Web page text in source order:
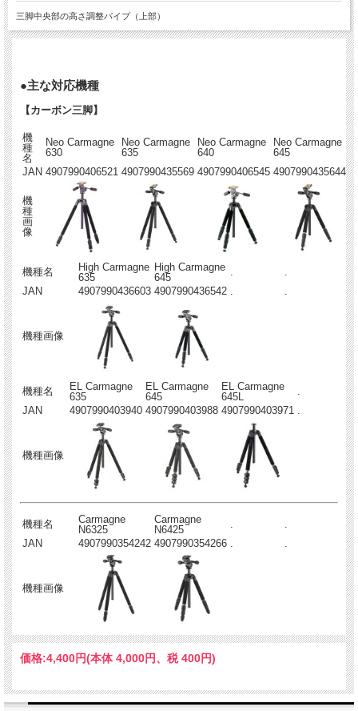
三脚中央部の高さ調整パイプ（上部）
●主な対応機種
【カーボン三脚】
機
種
名
Neo Carmagne
630
Neo Carmagne
635
Neo Carmagne
640
Neo Carmagne
645
JAN 4907990406521 4907990435569 4907990406545 4907990435644
機
種
画
像
機種名
High Carmagne
635
High Carmagne
645
JAN
4907990436603 4907990436542
機種画像
機種名
EL Carmagne
635
EL Carmagne
645
EL Carmagne
645L
JAN
4907990403940 4907990403988 4907990403971
機種画像
機種名
Carmagne
N6325
Carmagne
N6425
JAN
4907990354242 4907990354266
機種画像
価格:4,400円(本体 4,000円、税 400円)